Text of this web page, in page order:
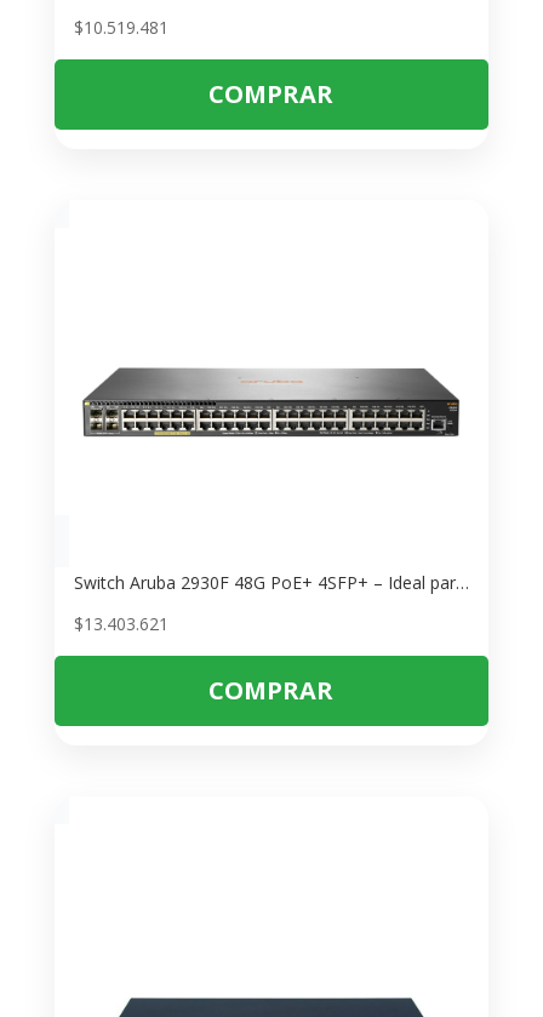
$10.519.481
COMPRAR
Switch Aruba 2930F 48G PoE+ 4SFP+ – Ideal para Redes Empresariales
$13.403.621
COMPRAR